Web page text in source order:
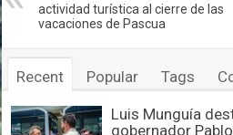
actividad turística al cierre de las
vacaciones de Pascua
Recent Popular Tags
Luis Munguía
gobernador